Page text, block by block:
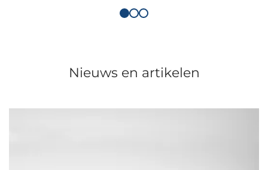
Nieuws en artikelen